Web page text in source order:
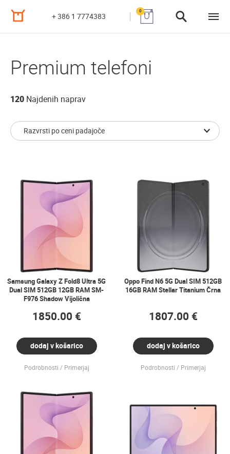
+ 386 1 7774383
0
Premium telefoni
120 Najdenih naprav
Samsung Galaxy Z Fold8 Ultra 5G
Dual SIM 512GB 12GB RAM SM-
F976 Shadow Vijolična
1850.00 €
dodaj v košarico
Podrobnosti Primerjaj
Oppo Find N6 5G Dual SIM 512GB
16GB RAM Stellar Titanium Črna
1807.00 €
dodaj v košarico
Podrobnosti Primerjaj